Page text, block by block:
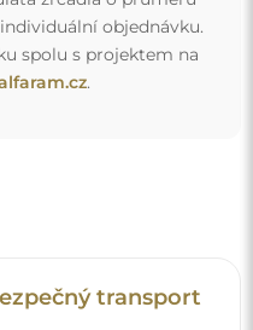
s rychlým doručením.